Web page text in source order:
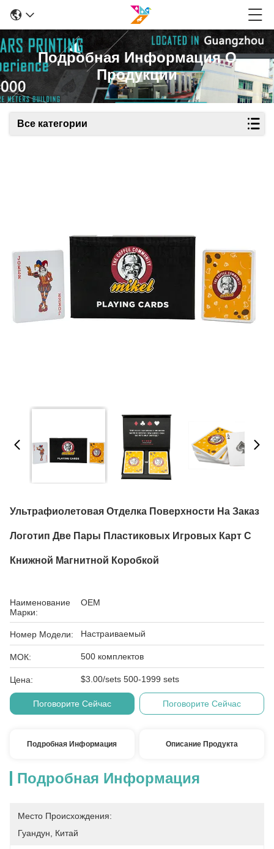
Подробная Информация О
Продукции
Все категории
Ультрафиолетовая Отделка Поверхности На Заказ
Логотип Две Пары Пластиковых Игровых Карт С
Книжной Магнитной Коробкой
Наименование
Марки:
OEM
Номер Модели: Настраиваемый
МОК: 500 комплектов
Цена: $3.00/sets 500-1999 sets
Поговорите Сейчас Поговорите Сейчас
Подробная Информация Описание Продукта
Подробная Информация
Место Происхождения:
Гуандун, Китай